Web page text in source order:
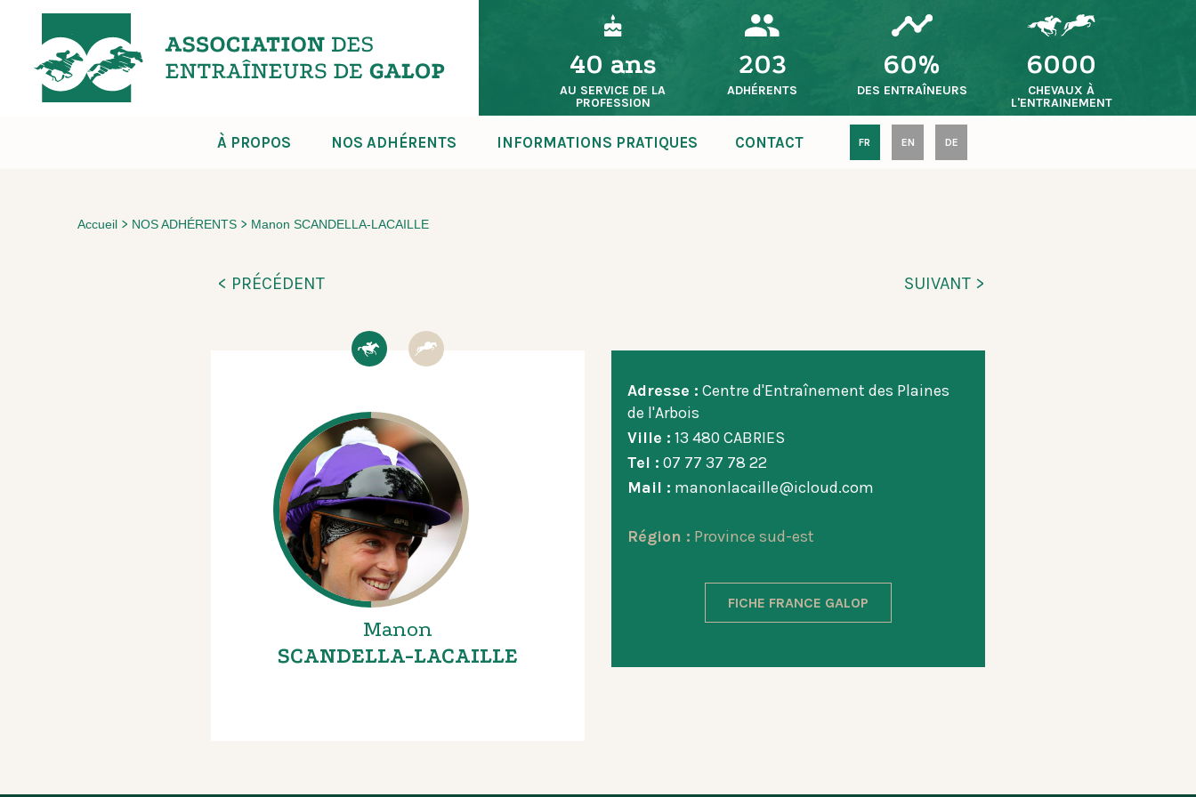
40 ans
AU SERVICE DE LA
PROFESSION
203
ADHÉRENTS
60%
DES ENTRAÎNEURS
6000
CHEVAUX À
L'ENTRAINEMENT
À PROPOS NOS ADHÉRENTS INFORMATIONS PRATIQUES CONTACT FR EN DE
Accueil > NOS ADHÉRENTS > Manon SCANDELLA-LACAILLE
< PRÉCÉDENT SUIVANT >
Manon
SCANDELLA-LACAILLE
Adresse : Centre d'Entraînement des Plaines
de l'Arbois
Ville : 13 480 CABRIES
Tel : 07 77 37 78 22
Mail : manonlacaille@icloud.com
Région : Province sud-est
FICHE FRANCE GALOP